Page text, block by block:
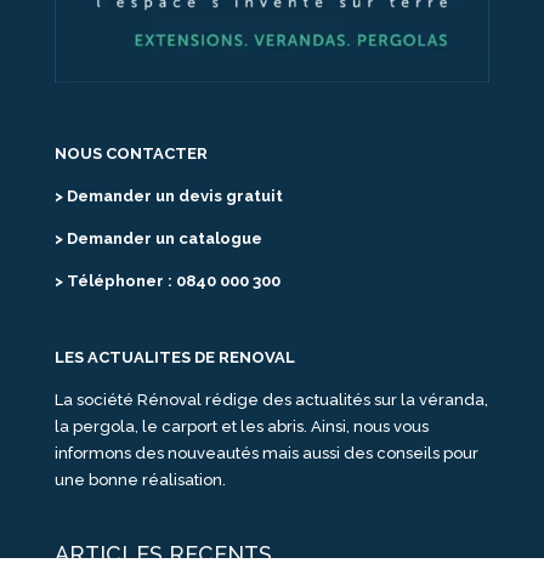
NOUS CONTACTER
> Demander un devis gratuit
> Demander un catalogue
> Téléphoner : 0840 000 300
LES ACTUALITES DE RENOVAL
La société Rénoval rédige des actualités sur la véranda,
la pergola, le carport et les abris. Ainsi, nous vous
informons des nouveautés mais aussi des conseils pour
une bonne réalisation.
ARTICLES RECENTS